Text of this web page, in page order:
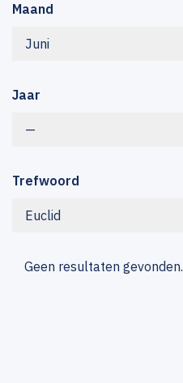
Maand
Juni
Jaar
—
Trefwoord
Euclid
Geen resultaten gevonden.